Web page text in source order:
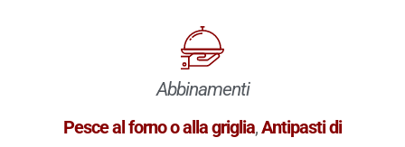
Abbinamenti
Pesce al forno o alla griglia,Antipasti di